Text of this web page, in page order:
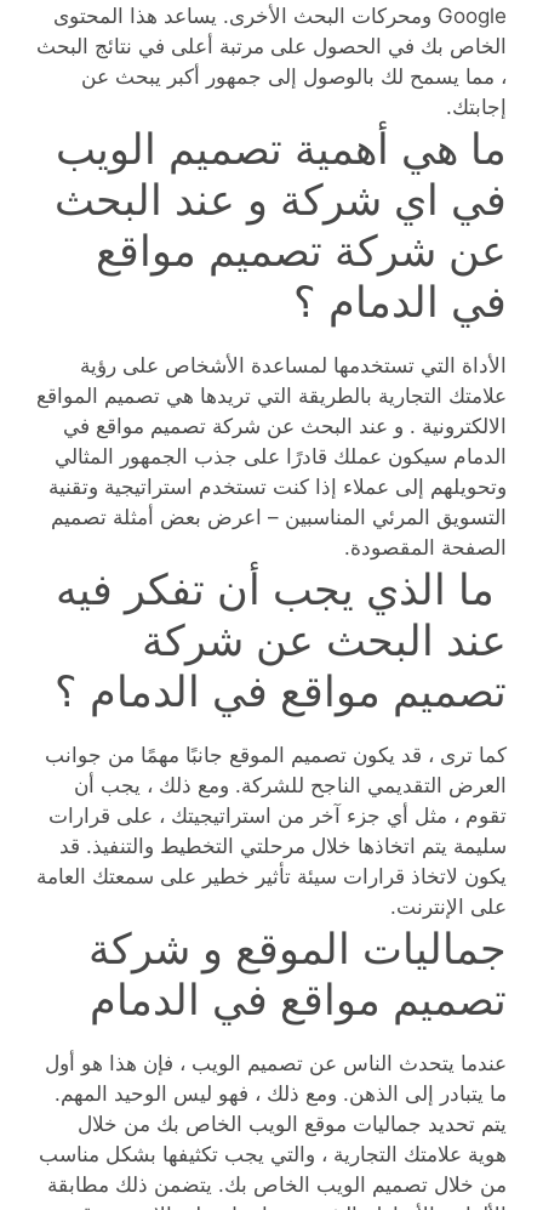
Google ومحركات البحث الأخرى. يساعد هذا المحتوى
الخاص بك في الحصول على مرتبة أعلى في نتائج البحث
، مما يسمح لك بالوصول إلى جمهور أكبر يبحث عن
إجابتك.
ما هي أهمية تصميم الويب
في اي شركة و عند البحث
عن شركة تصميم مواقع
في الدمام ؟
الأداة التي تستخدمها لمساعدة الأشخاص على رؤية
علامتك التجارية بالطريقة التي تريدها هي تصميم المواقع
الالكترونية . و عند البحث عن شركة تصميم مواقع في
الدمام سيكون عملك قادرًا على جذب الجمهور المثالي
وتحويلهم إلى عملاء إذا كنت تستخدم استراتيجية وتقنية
التسويق المرئي المناسبين – اعرض بعض أمثلة تصميم
الصفحة المقصودة.
ما الذي يجب أن تفكر فيه
عند البحث عن شركة
تصميم مواقع في الدمام ؟
كما ترى ، قد يكون تصميم الموقع جانبًا مهمًا من جوانب
العرض التقديمي الناجح للشركة. ومع ذلك ، يجب أن
تقوم ، مثل أي جزء آخر من استراتيجيتك ، على قرارات
سليمة يتم اتخاذها خلال مرحلتي التخطيط والتنفيذ. قد
يكون لاتخاذ قرارات سيئة تأثير خطير على سمعتك العامة
على الإنترنت.
جماليات الموقع و شركة
تصميم مواقع في الدمام
عندما يتحدث الناس عن تصميم الويب ، فإن هذا هو أول
ما يتبادر إلى الذهن. ومع ذلك ، فهو ليس الوحيد المهم.
يتم تحديد جماليات موقع الويب الخاص بك من خلال
هوية علامتك التجارية ، والتي يجب تكثيفها بشكل مناسب
من خلال تصميم الويب الخاص بك. يتضمن ذلك مطابقة